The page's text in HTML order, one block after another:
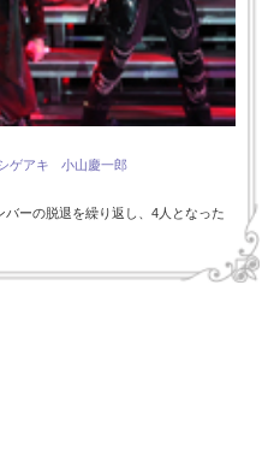
ゲアキ
小山慶一郎
ーの脱退を繰り返し、4人となった